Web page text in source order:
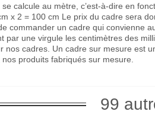
calcule au mètre, c’est-à-dire en
x 2 = 100 cm Le prix du cadre sera
commander un cadre qui convienne
par une virgule les centimètres des
nos cadres. Un cadre sur mesure est
nos produits fabriqués sur mesure.
99